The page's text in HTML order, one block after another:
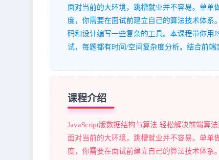
面对当前的大环境，跳槽就业并不容易。单
度，你需要在面试前建立自己的算法技术体
码和设计编写一些复杂的工具。本课程带你用
试，每题都有时间/空间复杂度分析。结合前
课程介绍
JavaScript版数据结构与算法 轻松解决前端算
面对当前的大环境，跳槽就业并不容易。单
度，你需要在面试前建立自己的算法技术体